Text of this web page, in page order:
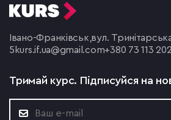
Івано-Франківськ,вул.
5 kurs.if.ua@gmail.com+380 73 113
Тримай курс. Підписуйся на